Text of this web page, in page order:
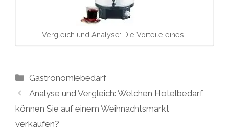
Vergleich und Analyse: Die Vorteile eines…
Kategorien
Gastronomiebedarf
Analyse und Vergleich: Welchen Hotelbedarf
können Sie auf einem Weihnachtsmarkt
verkaufen?